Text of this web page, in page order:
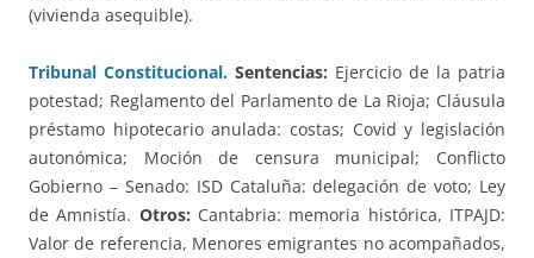
(vivienda asequible).
Tribunal Constitucional. Sentencias: Ejercicio de la patria
potestad; Reglamento del Parlamento de La Rioja; Cláusula
préstamo hipotecario anulada: costas; Covid y legislación
autonómica; Moción de censura municipal; Conflicto
Gobierno – Senado: ISD Cataluña: delegación de voto; Ley
de Amnistía. Otros: Cantabria: memoria histórica, ITPAJD:
Valor de referencia, Menores emigrantes no acompañados,